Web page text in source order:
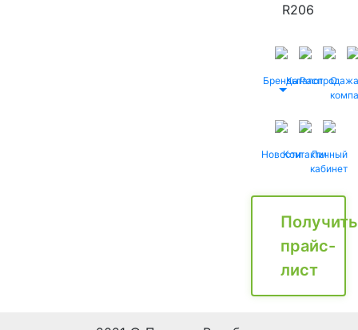
R206
БрендыКаталог
Распродажа
О
НовостиКонтактыЛичный
кабинет
Получить
прайс-
лист